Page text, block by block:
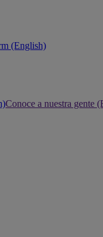
(English)
Conoce a nuestra gente